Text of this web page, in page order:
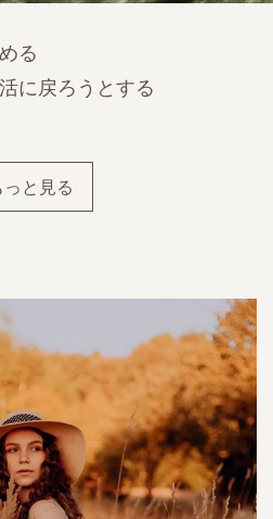
る
に戻ろうとする
っと見る